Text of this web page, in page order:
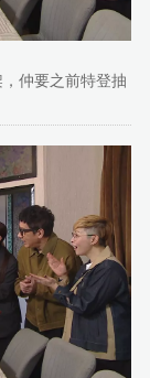
仲要之前特登抽